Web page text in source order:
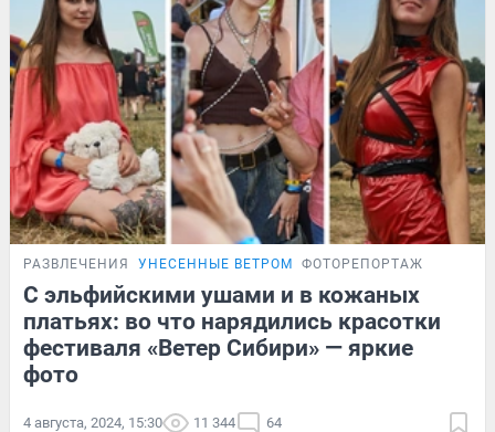
РАЗВЛЕЧЕНИЯ УНЕСЕННЫЕ ВЕТРОМ ФОТОРЕПОРТАЖ
С эльфийскими ушами и в кожаных
платьях: во что нарядились красотки
фестиваля «Ветер Сибири» — яркие
фото
4 августа, 2024, 15:30 11 344 64